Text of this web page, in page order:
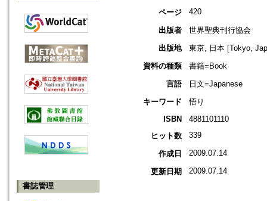
書誌管理
ページ 420
出版者
世界聖典刊行協会
出版地
東京, 日本 [Tokyo,
資料の種類
書籍=Book
言語
日文=Japanese
キーワード
悟り
ISBN
4881101110
ヒット数
339
作成日 2009.07.14
更新日期 2009.07.14